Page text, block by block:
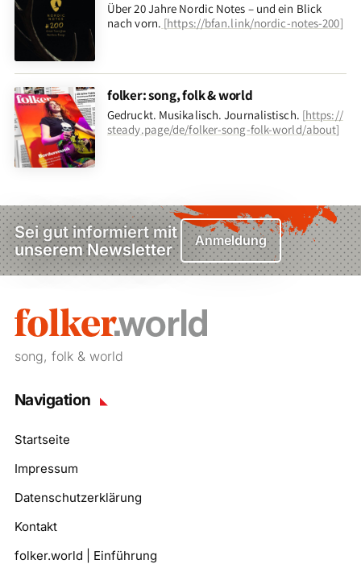
Über 20 Jahre Nordic Notes – und ein Blick
nach vorn. [https://bfan.link/nordic-notes-200]
folker: song, folk & world
Gedruckt. Musikalisch. Journalistisch. [https://
steady.page/de/folker-song-folk-world/about]
Sei gut informiert mit
unserem Newsletter
Anmeldung
song, folk & world
Navigation
Startseite
Impressum
Datenschutzerklärung
Kontakt
folker.world | Einführung